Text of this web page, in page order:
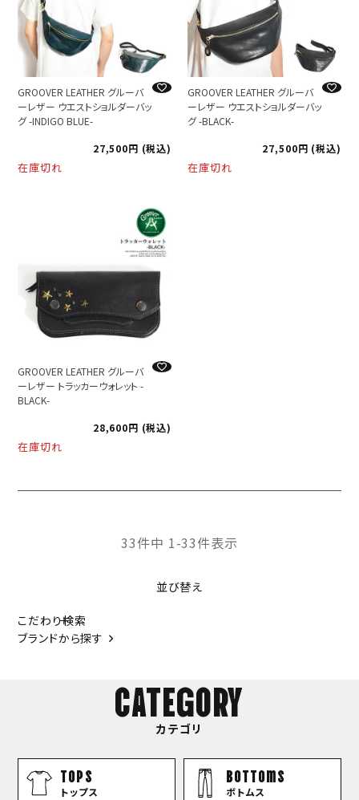
GROOVER LEATHER グルーバ
ーレザー ウエストショルダーバッ
グ -INDIGO BLUE-
27,500
税込
在庫切れ
GROOVER LEATHER グルーバ
ーレザー ウエストショルダーバッ
グ -BLACK-
27,500
税込
在庫切れ
GROOVER LEATHER グルーバ
ーレザー トラッカーウォレット -
BLACK-
28,600
税込
在庫切れ
並び替え
33件中 1-33件表示
こだわり検索
ブランドから探す
CATEGORY
カテゴリ
TOPS
トップス
bottoms
ボトムス